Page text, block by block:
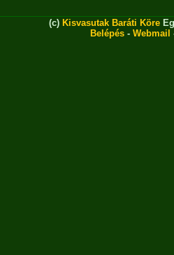
(c) Kisvasutak Baráti Köre
Belépés - Webmail